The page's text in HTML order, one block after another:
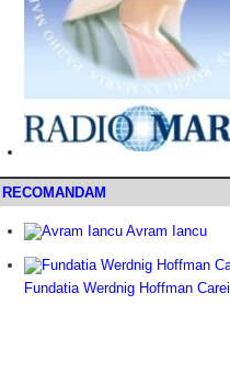
RECOMANDAM
Avram Iancu
Fundatia Werdnig Hoffman Carei